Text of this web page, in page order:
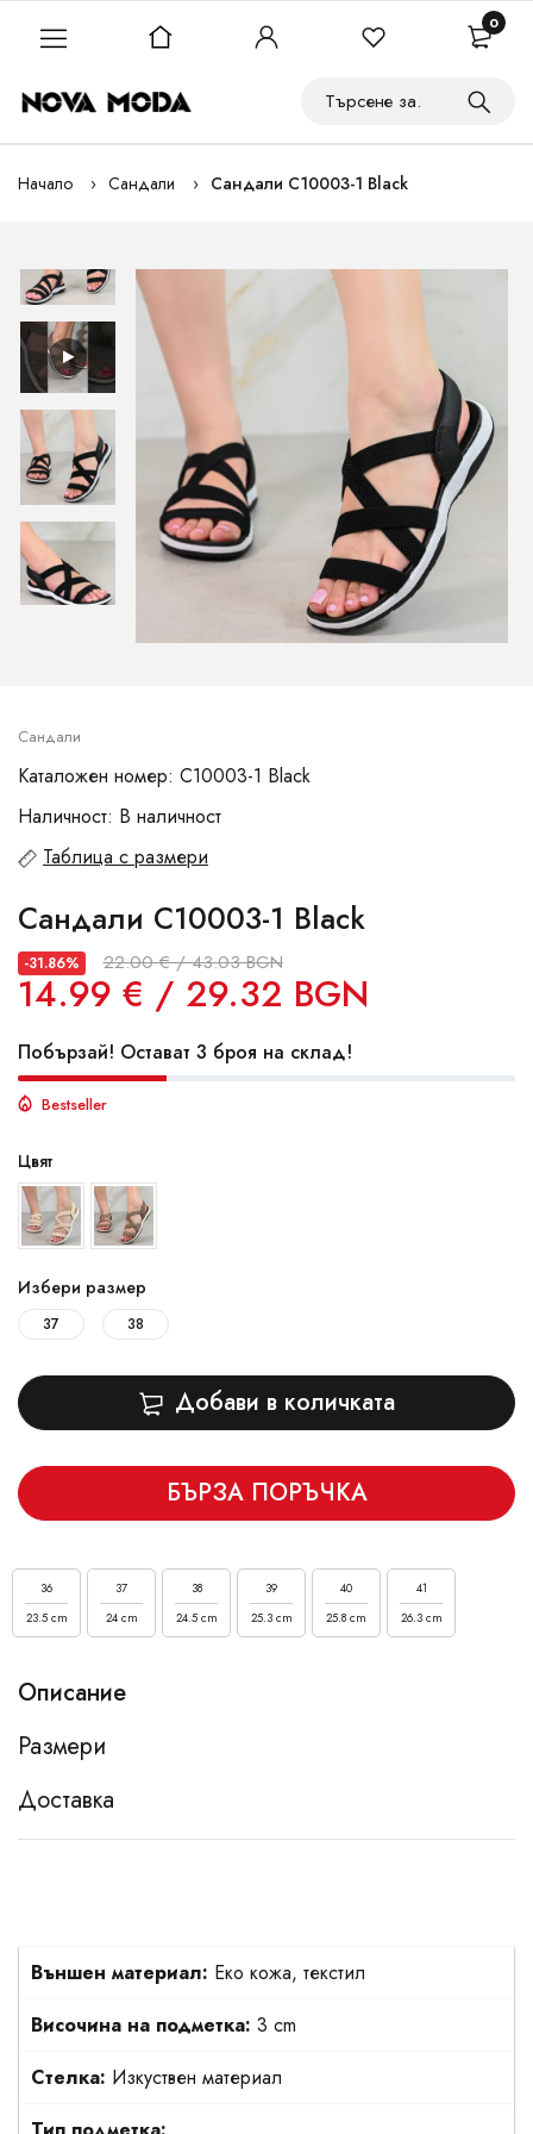
Начало Сандали Сандали C10003-1 Black
Сандали
Каталожен номер: C10003-1 Black
Наличност: В наличност
Таблица с размери
Сандали C10003-1 Black
-31.86% 22.00 € / 43.03 BGN
14.99 € / 29.32 BGN
Побързай! Остават 3 броя на склад!
Bestseller
Цвят
Избери размер
37 38
Добави в количката
БЪРЗА ПОРЪЧКА
36
23.5 cm
37
24 cm
38
24.5 cm
39
25.3 cm
40
25.8 cm
41
26.3 cm
Описание
Размери
Доставка
Външен материал: Еко кожа, текстил
Височина на подметка: 3 cm
Стелка: Изкуствен материал
0